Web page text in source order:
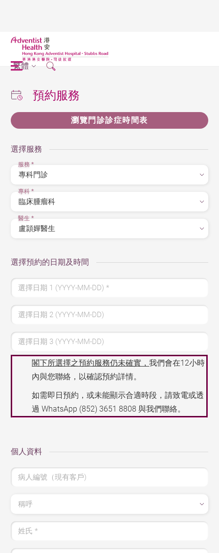
繁體
預約服務
瀏覽門診診症時間表
選擇服務
服務*
專科*
醫生*
選擇預約的日期及時間
選擇日期 1 (YYYY-MM-DD)*
選擇日期 2 (YYYY-MM-DD)
選擇日期 3 (YYYY-MM-DD)
閣下所選擇之預約服務仍未確實，我們會在12小時
內與您聯絡，以確認預約詳情。
如需即日預約，或未能顯示合適時段，請致電或透
過 WhatsApp (852) 3651 8808 與我們聯絡。
個人資料
病人編號（現有客戶)
稱呼
姓氏*